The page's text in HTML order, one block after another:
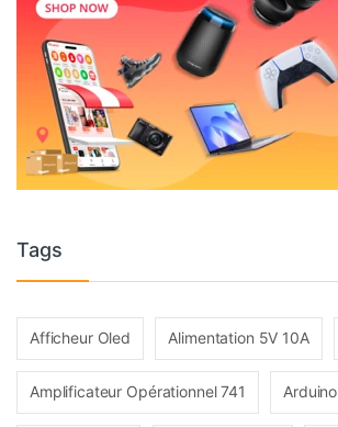
Tags
Afficheur Oled Alimentation 5V 10A
Amplificateur Opérationnel 741 Arduino